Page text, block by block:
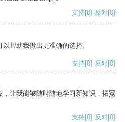
支持[0] 反对[0]
帮助我做出更准确的选择。
支持[0] 反对[0]
让我能够随时随地学习新知识，拓宽
支持[0] 反对[0]